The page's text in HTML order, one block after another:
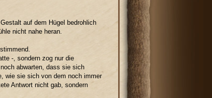
auf dem Hügel bedrohlich
nicht nahe heran.
-, sondern zog nur die
abwarten, dass sie sich
wie sie sich von dem noch immer
Antwort nicht gab, sondern